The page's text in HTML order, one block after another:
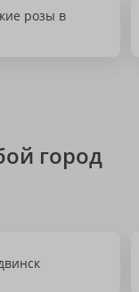
розы в
город